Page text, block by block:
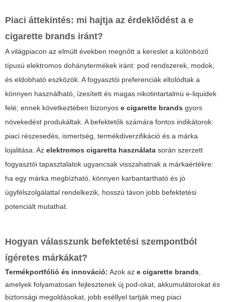
Piaci áttekintés: mi hajtja az érdeklődést a e
cigarette brands iránt?
A világpiacon az elmúlt években megnőtt a kereslet a különböző
típusú elektromos dohánytermékek iránt: pod rendszerek, modok,
és eldobható eszközök. A fogyasztói preferenciák eltolódtak a
könnyen használható, ízesített és magas nikotintartalmú e-liquidek
felé; ennek következtében bizonyos e cigarette brands gyors
növekedést produkáltak. A befektetők számára fontos indikátorok:
piaci részesedés, ismertség, termékdiverzifikáció és a márka
lojalitása. Az elektromos cigaretta használata során szerzett
fogyasztói tapasztalatok ugyancsak visszahatnak a márkaértékre:
ha egy márka megbízható, könnyen karbantartható és jó
ügyfélszolgálattal rendelkezik, hosszú távon jobb befektetési
potenciált mutathat.
Hogyan válasszunk befektetési szempontból
ígéretes márkákat?
Termékportfólió és innováció: Azok az e cigarette brands,
amelyek folyamatosan fejlesztenek új pod-okat, akkumulátorokat és
biztonsági megoldásokat, jobb eséllyel tartják meg piaci